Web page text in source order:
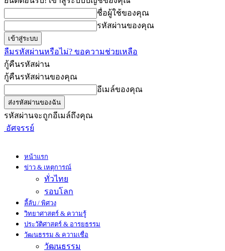
ชื่อผู้ใช้ของคุณ
รหัสผ่านของคุณ
ลืมรหัสผ่านหรือไม่? ขอความช่วยเหลือ
กู้คืนรหัสผ่าน
กู้คืนรหัสผ่านของคุณ
อีเมล์ของคุณ
รหัสผ่านจะถูกอีเมล์ถึงคุณ
อัศจรรย์
หน้าแรก
ข่าว & เหตุการณ์
ทั่วไทย
รอบโลก
ลี้ลับ / พิศวง
วิทยาศาสตร์ & ความรู้
ประวัติศาสตร์ & อารยธรรม
วัฒนธรรม & ความเชื่อ
วัฒนธรรม